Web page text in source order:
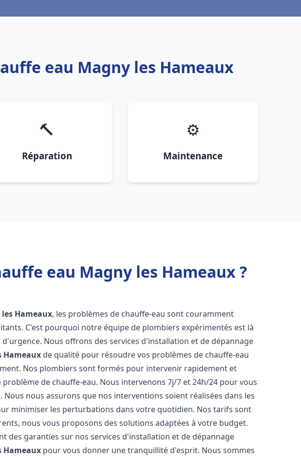
eau Magny les Hameaux
🔨
Réparation
⚙️
Maintenance
eau Magny les Hameaux ?
Hameaux, les problèmes de chauffe-eau sont couramment
C'est pourquoi notre équipe de plombiers expérimentés est là
Nous offrons des services d'installation et de dépannage
Hameaux de qualité pour résoudre vos problèmes de chauffe-eau
Nos plombiers sont formés pour intervenir rapidement et
problème de chauffe-eau. Nous intervenons 7j/7 et 24h/24 pour vous
Nous nous assurons que nos interventions soient réalisées dans les
minimiser les perturbations dans votre quotidien. Nos tarifs sont
nous vous proposons des solutions adaptées à votre budget.
des garanties sur nos services d'installation et de dépannage
Hameaux pour vous donner une tranquillité d'esprit. Nous sommes